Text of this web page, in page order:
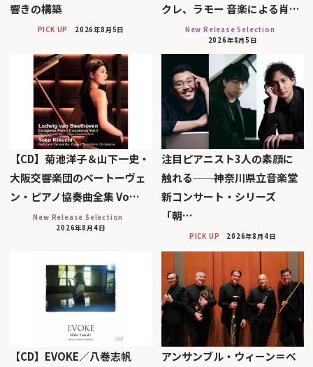
響きの構築
PICK UP 2026年8月5日
クレ、ラモー 音楽による肖…
New Release Selection
2026年8月5日
【CD】菊池洋子＆山下一史・
大阪交響楽団のベートーヴェ
ン・ピアノ協奏曲全集 Vo…
New Release Selection
2026年8月4日
注目ピアニスト3人の素顔に
触れる──神奈川県立音楽堂
新コンサート・シリーズ
「朝…
PICK UP 2026年8月4日
【CD】EVOKE／八巻志帆
アンサンブル・ウィーン＝ベ